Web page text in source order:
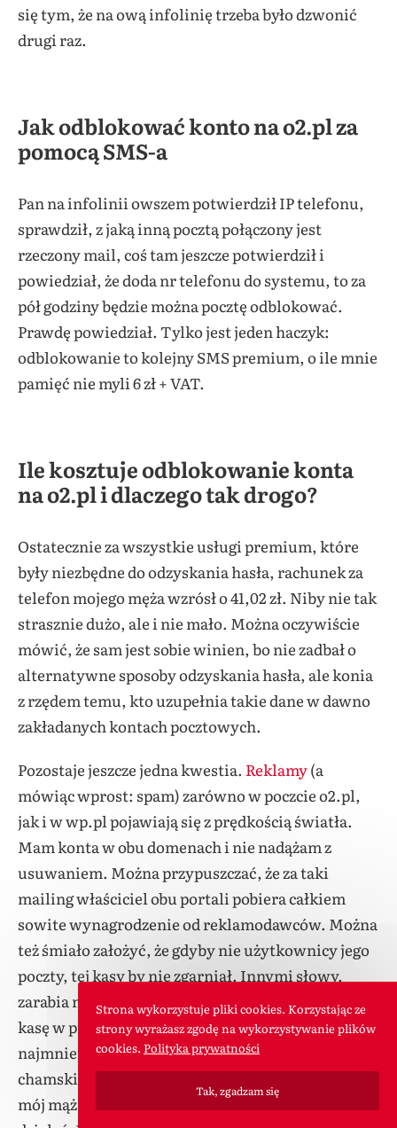
się tym, że na ową infolinię trzeba było dzwonić
drugi raz.
Jak odblokować konto na o2.pl za
pomocą SMS-a
Pan na infolinii owszem potwierdził IP telefonu,
sprawdził, z jaką inną pocztą połączony jest
rzeczony mail, coś tam jeszcze potwierdził i
powiedział, że doda nr telefonu do systemu, to za
pół godziny będzie można pocztę odblokować.
Prawdę powiedział. Tylko jest jeden haczyk:
odblokowanie to kolejny SMS premium, o ile mnie
pamięć nie myli 6 zł + VAT.
Ile kosztuje odblokowanie konta
na o2.pl i dlaczego tak drogo?
Ostatecznie za wszystkie usługi premium, które
były niezbędne do odzyskania hasła, rachunek za
telefon mojego męża wzrósł o 41,02 zł. Niby nie tak
strasznie dużo, ale i nie mało. Można oczywiście
mówić, że sam jest sobie winien, bo nie zadbał o
alternatywne sposoby odzyskania hasła, ale konia
z rzędem temu, kto uzupełnia takie dane w dawno
zakładanych kontach pocztowych.
Pozostaje jeszcze jedna kwestia. Reklamy(a
mówiąc wprost: spam) zarówno w poczcie o2.pl,
jak i w wp.pl pojawiają się z prędkością światła.
Mam konta w obu domenach i nie nadążam z
usuwaniem. Można przypuszczać, że za taki
mailing właściciel obu portali pobiera całkiem
sowite wynagrodzenie od reklamodawców. Można
też śmiało założyć, że gdyby nie użytkownicy jego
poczty, tej kasy by nie zgarniał. Innymi słowy,
zarabia na nas. W tej sytuacji wyciąganie ręki po
kasę w przypadku problemów technicznych jest co
najmniej nieetyczne. A tak naprawdę to jest
chamskie i tyle. Bo weźcie pod uwagę taką rzecz:
mój mąż nie zapomniał hasła, ono nagle przestało
Strona wykorzystuje pliki cookies. Korzystając ze
strony wyrażasz zgodę na wykorzystywanie plików
cookies. Polityka prywatności
Tak, zgadzam się